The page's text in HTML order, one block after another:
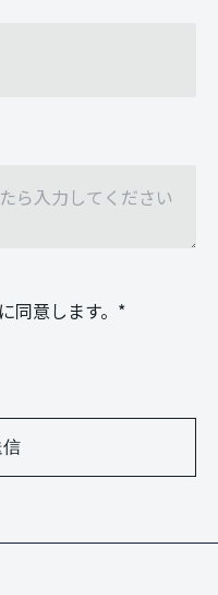
意します。 *